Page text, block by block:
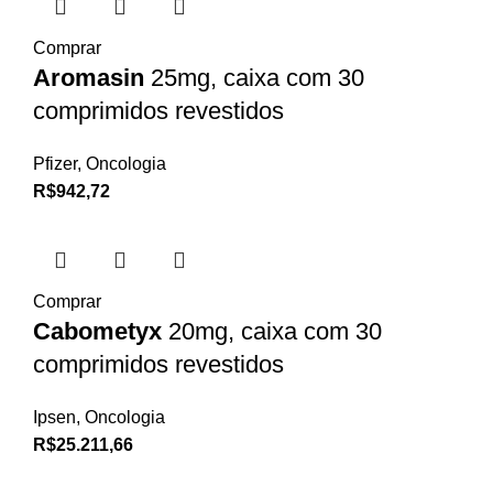
Comprar
Aromasin 25mg, caixa com 30
comprimidos revestidos
Pfizer, Oncologia
R$942,72
Comprar
Cabometyx 20mg, caixa com 30
comprimidos revestidos
Ipsen, Oncologia
R$25.211,66